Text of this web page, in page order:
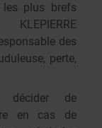
les plus brefs
des
perte,
décider de
en cas de